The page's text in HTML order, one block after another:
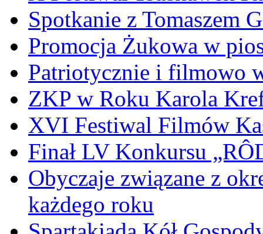
Spotkanie z Tomaszem
Promocja Żukowa w
Patriotycznie i filmowo
ZKP w Roku Karola
XVI Festiwal Filmów
Finał LV Konkursu
Obyczaje związane z
każdego roku